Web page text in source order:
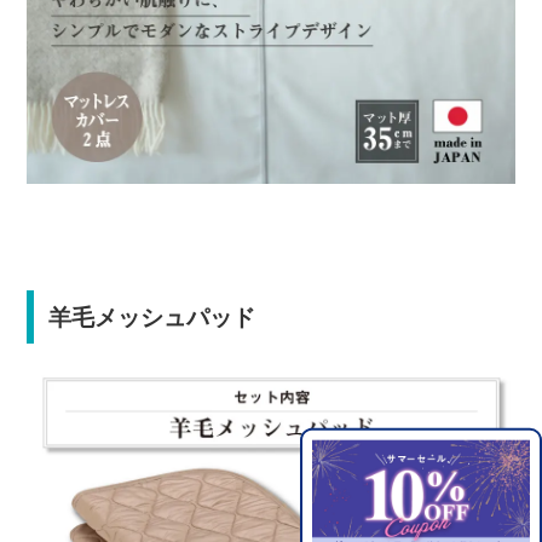
羊毛メッシュパッド